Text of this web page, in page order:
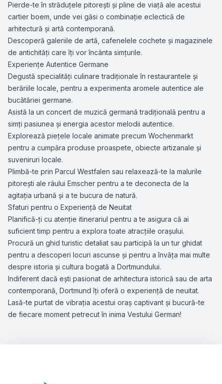
Pierde-te în străduțele pitorești și pline de viață ale acestui
cartier boem, unde vei găsi o combinație eclectică de
arhitectură și artă contemporană.
Descoperă galeriile de artă, cafenelele cochete și magazinele
de antichități care îți vor încânta simțurile.
Experiențe Autentice Germane
Degustă specialități culinare tradiționale în restaurantele și
berăriile locale, pentru a experimenta aromele autentice ale
bucătăriei germane.
Asistă la un concert de muzică germană tradițională pentru a
simți pasiunea și energia acestor melodii autentice.
Explorează piețele locale animate precum Wochenmarkt
pentru a cumpăra produse proaspete, obiecte artizanale și
suveniruri locale.
Plimbă-te prin Parcul Westfalen sau relaxează-te la malurile
pitorești ale râului Emscher pentru a te deconecta de la
agitația urbană și a te bucura de natură.
Sfaturi pentru o Experiență de Neuitat
Planifică-ți cu atenție itinerariul pentru a te asigura că ai
suficient timp pentru a explora toate atracțiile orașului.
Procură un ghid turistic detaliat sau participă la un tur ghidat
pentru a descoperi locuri ascunse și pentru a învăța mai multe
despre istoria și cultura bogată a Dortmundului.
Indiferent dacă ești pasionat de arhitectura istorică sau de arta
contemporană, Dortmund îți oferă o experiență de neuitat.
Lasă-te purtat de vibrația acestui oraș captivant și bucură-te
de fiecare moment petrecut în inima Vestului German!